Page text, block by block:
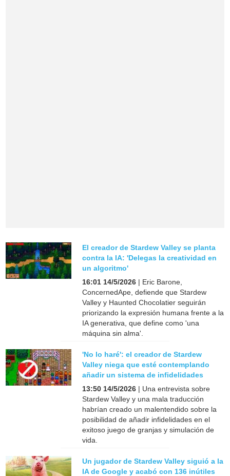
El creador de Stardew Valley se planta
contra la IA: 'Delegas la creatividad en
un algoritmo'
16:01 14/5/2026 | Eric Barone,
ConcernedApe, defiende que Stardew
Valley y Haunted Chocolatier seguirán
priorizando la expresión humana frente a la
IA generativa, que define como 'una
máquina sin alma'.
'No lo haré': el creador de Stardew
Valley niega que esté contemplando
añadir un sistema de infidelidades
13:50 14/5/2026 | Una entrevista sobre
Stardew Valley y una mala traducción
habrían creado un malentendido sobre la
posibilidad de añadir infidelidades en el
exitoso juego de granjas y simulación de
vida.
Un jugador de Stardew Valley siguió a la
IA de Google y acabó con 136 inútiles